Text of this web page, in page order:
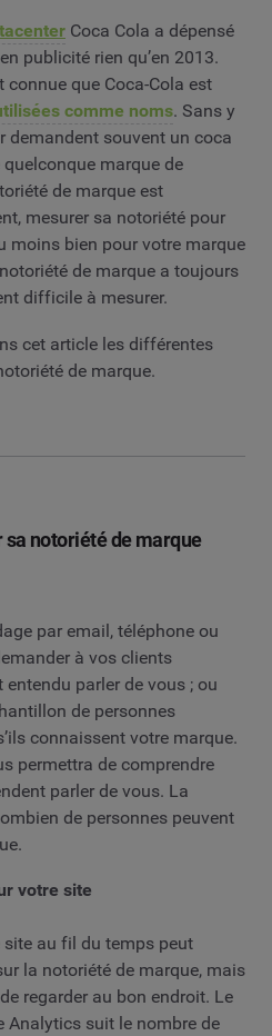
Coca Cola a dépensé
publicité rien qu’en 2013.
que Coca-Cola est
comme noms. Sans y
demandent souvent un coca
quelconque marque de
de marque est
mesurer sa notoriété pour
moins bien pour votre marque
de marque a toujours
difficile à mesurer.
cet article les différentes
de marque.
notoriété de marque
par email, téléphone ou
à vos clients
parler de vous ; ou
de personnes
connaissent votre marque.
permettra de comprendre
parler de vous. La
de personnes peuvent
votre site
au fil du temps peut
la notoriété de marque, mais
regarder au bon endroit. Le
Analytics suit le nombre de